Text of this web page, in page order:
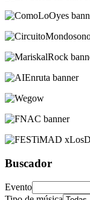
Buscador
Evento